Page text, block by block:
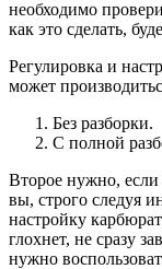
необходимо
как это сделать,
Регулировка и
может
Без разборки.
С полной
Второе нужно, если
вы, строго следуя
настройку
глохнет, не сразу
нужно